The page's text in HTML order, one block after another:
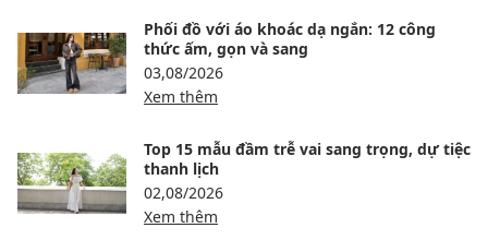
Phối đồ với áo khoác dạ ngắn: 12 công
thức ấm, gọn và sang
03,08/2026
Xem thêm
Top 15 mẫu đầm trễ vai sang trọng, dự tiệc
thanh lịch
02,08/2026
Xem thêm